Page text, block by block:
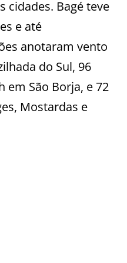
cidades. Bagé teve
e até
anotaram vento
do Sul, 96
em São Borja, e 72
Mostardas e